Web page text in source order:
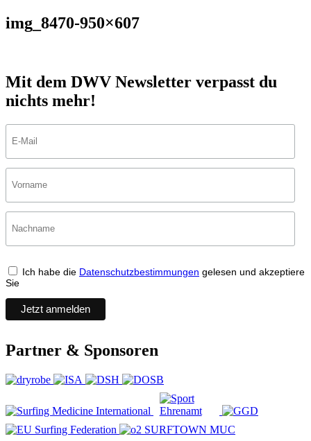
img_8470-950×607
Mit dem DWV Newsletter verpasst du
nichts mehr!
Ich habe die Datenschutzbestimmungen gelesen und akzeptiere
Sie
Partner & Sponsoren